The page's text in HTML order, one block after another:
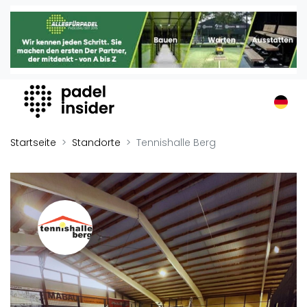
Padel Insider
Home
Organisationen
Buchungssysteme
Padel-Shops
Padelplatzbauer
Verschiedenes
Veranstaltungen
Turniere
International
Playtomic
Startseite Standorte Tennishalle Berg